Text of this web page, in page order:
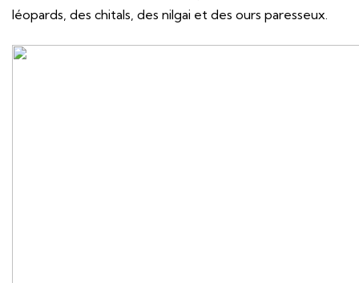
léopards, des chitals, des nilgai et des ours paresseux.